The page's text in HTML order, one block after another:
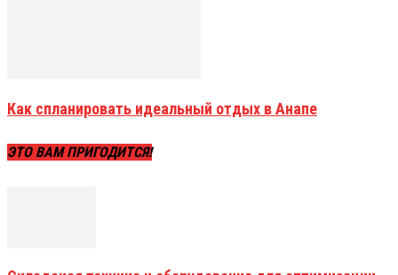
Как спланировать идеальный отдых в Анапе
ЭТО ВАМ ПРИГОДИТСЯ!